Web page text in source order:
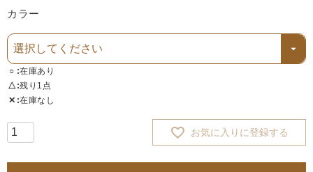
カラー
○ 在庫あり
△ 残り1点
✕ 在庫なし
お気に入りに登録する